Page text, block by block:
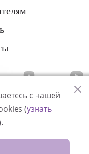
с нашей
(узнать